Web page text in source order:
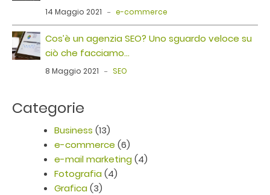
14 Maggio 2021 e-commerce
Cos’è un agenzia SEO? Uno sguardo veloce su
ciò che facciamo…
8 Maggio 2021 SEO
Categorie
Business (13)
e-commerce (6)
e-mail marketing(4)
Fotografia(4)
Grafica(3)